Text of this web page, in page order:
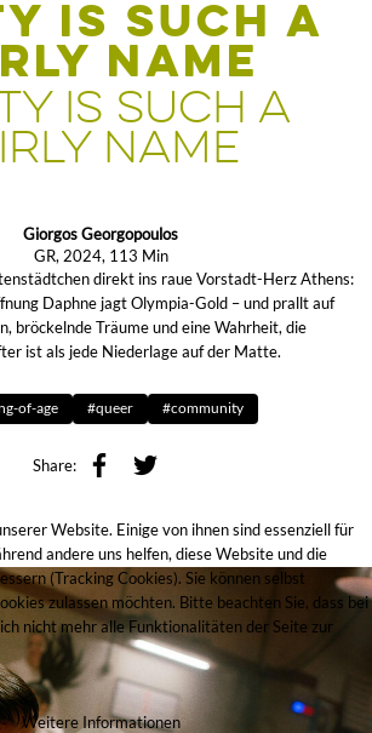
IS SUCH A
NAME
IS SUCH A
NAME
Giorgos Georgopoulos
GR, 2024, 113 Min
direkt ins raue Vorstadt-Herz Athens:
Daphne jagt Olympia-Gold – und prallt auf
bröckelnde Träume und eine Wahrheit, die
ist als jede Niederlage auf der Matte.
of-age #queer #community
Share:
Website. Einige von ihnen sind essenziell für
andere uns helfen, diese Website und die
(Tracking Cookies). Sie können selbst
zulassen möchten. Bitte beachten Sie, dass bei
nicht mehr alle Funktionalitäten der Seite zur
Weitere Informationen